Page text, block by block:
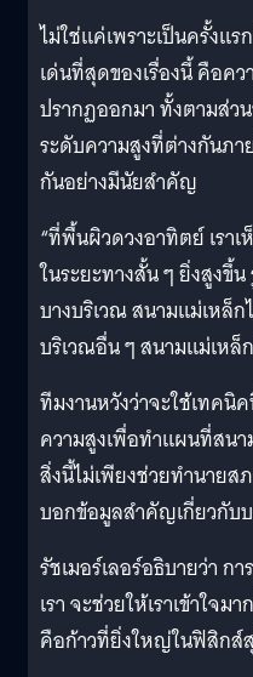
ไม่ใช่แค่เพราะเป็นครั้งแ
เด่นที่สุดของเรื่องนี้ คือค
ปรากฏออกมา ทั้งตามส่ว
ระดับความสูงที่ต่างกันภ
กันอย่างมีนัยสำคัญ
“ที่พื้นผิวดวงอาทิตย์ เรา
ในระยะทางสั้น ๆ ยิ่งสูงขึ้
บางบริเวณ สนามแม่เหล็
บริเวณอื่น ๆ สนามแม่เหล็
ทีมงานหวังว่าจะใช้เทคนิ
ความสูงเพื่อทำแผนที่สน
สิ่งนี้ไม่เพียงช่วยทำนาย
บอกข้อมูลสำคัญเกี่ยวกับบ
รัชเมอร์เลอร์อธิบายว่า ก
เรา จะช่วยให้เราเข้าใจ
คือก้าวที่ยิ่งใหญ่ในฟิสิกส์